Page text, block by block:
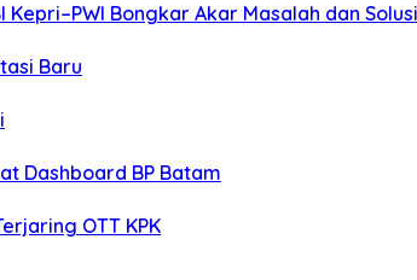
Bongkar Akar Masalah dan Solusi
Baru
Dashboard BP Batam
OTT KPK